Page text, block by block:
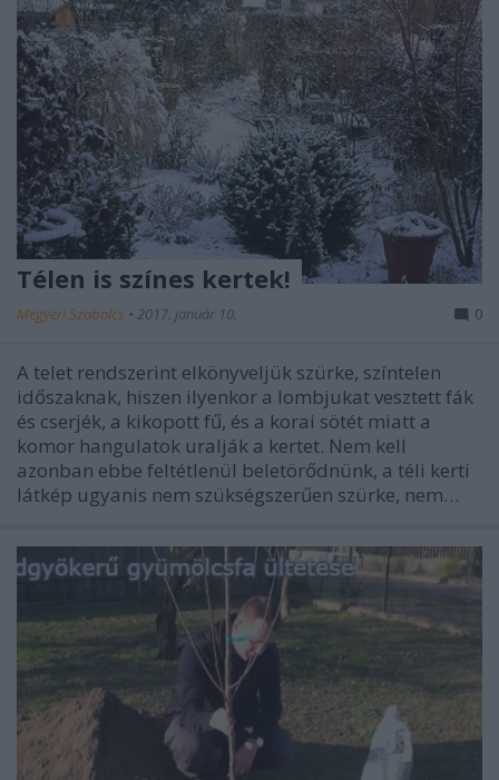
Télen is színes kertek!
Megyeri Szabolcs • 2017. január 10. 0
A telet rendszerint elkönyveljük szürke, színtelen
időszaknak, hiszen ilyenkor a lombjukat vesztett fák
és cserjék, a kikopott fű, és a korai sötét miatt a
komor hangulatok uralják a kertet. Nem kell
azonban ebbe feltétlenül beletörődnünk, a téli kerti
látkép ugyanis nem szükségszerűen szürke, nem…